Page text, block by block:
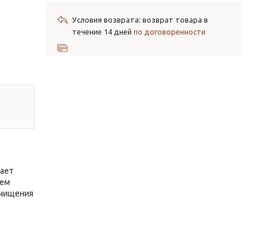
возврат товара в
течение 14 дней по договоренности